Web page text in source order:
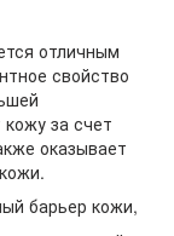
отличным
свойство
за счет
оказывает
барьер кожи,